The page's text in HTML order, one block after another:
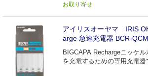
お取り寄せ
アイリスオーヤマ IRIS
arge 急速充電器 BCR-
BIGCAPA Rechargeニッケ
を充電するための専用充電器